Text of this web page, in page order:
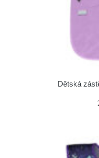
Dětská